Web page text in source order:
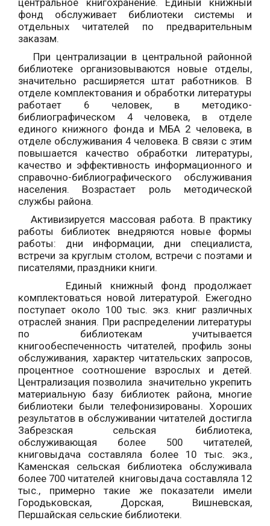
центральное книгохранение. Единый книжный
фонд обслуживает библиотеки системы и
отдельных читателей по предварительным
заказам.
При централизации в центральной районной
библиотеке организовываются новые отделы,
значительно расширяется штат работников. В
отделе комплектования и обработки литературы
работает 6 человек, в методико-
библиографическом 4 человека, в отделе
единого книжного фонда и МБА 2 человека, в
отделе обслуживания 4 человека. В связи с этим
повышается качество обработки литературы,
качество и эффективность информационного и
справочно-библиографического обслуживания
населения. Возрастает роль методической
службы района.
Активизируется массовая работа. В практику
работы библиотек внедряются новые формы
работы: дни информации, дни специалиста,
встречи за круглым столом, встречи с поэтами и
писателями, праздники книги.
Единый книжный фонд продолжает
комплектоваться новой литературой. Ежегодно
поступает около 100 тыс. экз. книг различных
отраслей знания. При распределении литературы
по библиотекам учитывается
книгообеспеченность читателей, профиль зоны
обслуживания, характер читательских запросов,
процентное соотношение взрослых и детей.
Централизация позволила значительно укрепить
материальную базу библиотек района, многие
библиотеки были телефонизированы. Хороших
результатов в обслуживании читателей достигла
Забрезская сельская библиотека,
обслуживающая более 500 читателей,
книговыдача составляла более 10 тыс. экз.,
Каменская сельская библиотека обслуживала
более 700 читателей книговыдача составляла 12
тыс., примерно такие же показатели имели
Городьковская, Дорская, Вишневская,
Першайская сельские библиотеки.